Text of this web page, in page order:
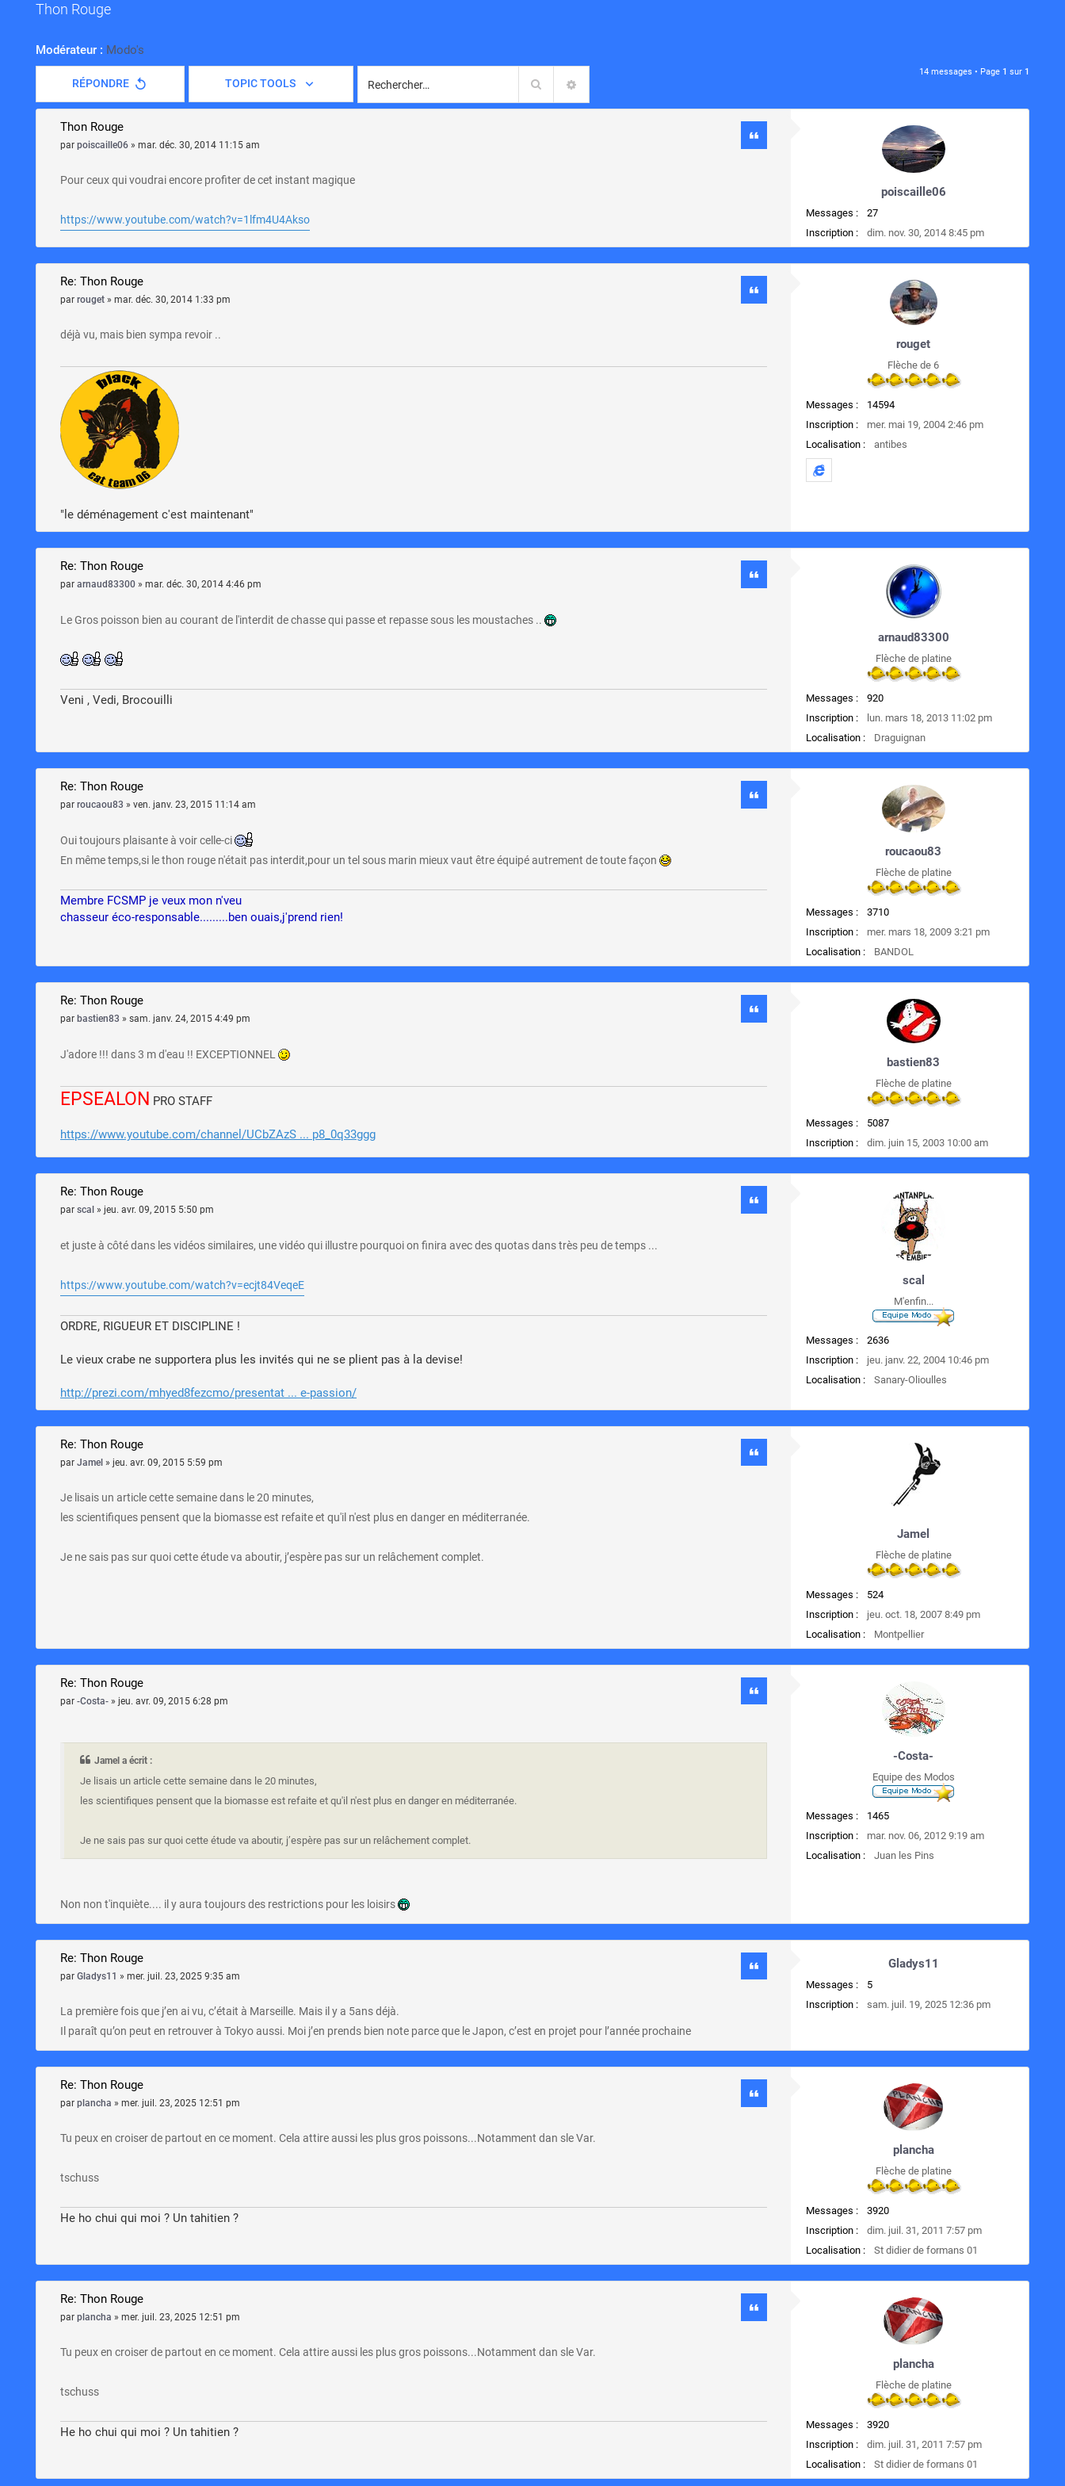
Thon Rouge
Modérateur : Modo's
RÉPONDRE TOPIC TOOLS Rechercher
14 messages • Page 1 sur 1
poiscaille06
Messages :
27
Inscription :
dim. nov. 30, 2014 8:45 pm
Thon Rouge
par poiscaille06 » mar. déc. 30, 2014 11:15 am
Pour ceux qui voudrai encore profiter de cet instant magique
https://www.youtube.com/watch?v=1lfm4U4Akso
rouget
Flèche de 6
Messages :
14594
Inscription :
mer. mai 19, 2004 2:46 pm
Localisation :
antibes
Re: Thon Rouge
par rouget » mar. déc. 30, 2014 1:33 pm
déjà vu, mais bien sympa revoir ..
"le déménagement c'est maintenant"
arnaud83300
Flèche de platine
Messages :
920
Inscription :
lun. mars 18, 2013 11:02 pm
Localisation :
Draguignan
Re: Thon Rouge
par arnaud83300 » mar. déc. 30, 2014 4:46 pm
Le Gros poisson bien au courant de l'interdit de chasse qui passe et repasse sous les moustaches ..
Veni , Vedi, Brocouilli
roucaou83
Flèche de platine
Messages :
3710
Inscription :
mer. mars 18, 2009 3:21 pm
Localisation :
BANDOL
Re: Thon Rouge
par roucaou83 » ven. janv. 23, 2015 11:14 am
Oui toujours plaisante à voir celle-ci
En même temps,si le thon rouge n'était pas interdit,pour un tel sous marin mieux vaut être équipé autrement de toute façon
Membre FCSMP je veux mon n'veu
chasseur éco-responsable.........ben ouais,j'prend rien!
bastien83
Flèche de platine
Messages :
5087
Inscription :
dim. juin 15, 2003 10:00 am
Re: Thon Rouge
par bastien83 » sam. janv. 24, 2015 4:49 pm
J'adore !!! dans 3 m d'eau !! EXCEPTIONNEL
EPSEALON PRO STAFF
https://www.youtube.com/channel/UCbZAzS ... p8_0q33ggg
scal
M'enfin...
Messages :
2636
Inscription :
jeu. janv. 22, 2004 10:46 pm
Localisation :
Sanary-Olioulles
Re: Thon Rouge
par scal » jeu. avr. 09, 2015 5:50 pm
et juste à côté dans les vidéos similaires, une vidéo qui illustre pourquoi on finira avec des quotas dans très peu de temps ...
https://www.youtube.com/watch?v=ecjt84VeqeE
ORDRE, RIGUEUR ET DISCIPLINE !
Le vieux crabe ne supportera plus les invités qui ne se plient pas à la devise!
http://prezi.com/mhyed8fezcmo/presentat ... e-passion/
Jamel
Flèche de platine
Messages :
524
Inscription :
jeu. oct. 18, 2007 8:49 pm
Localisation :
Montpellier
Re: Thon Rouge
par Jamel » jeu. avr. 09, 2015 5:59 pm
Je lisais un article cette semaine dans le 20 minutes,
les scientifiques pensent que la biomasse est refaite et qu'il n'est plus en danger en méditerranée.
Je ne sais pas sur quoi cette étude va aboutir, j’espère pas sur un relâchement complet.
-Costa-
Equipe des Modos
Messages :
1465
Inscription :
mar. nov. 06, 2012 9:19 am
Localisation :
Juan les Pins
Re: Thon Rouge
par -Costa- » jeu. avr. 09, 2015 6:28 pm
Jamel a écrit :
Je lisais un article cette semaine dans le 20 minutes,
les scientifiques pensent que la biomasse est refaite et qu'il n'est plus en danger en méditerranée.
Je ne sais pas sur quoi cette étude va aboutir, j’espère pas sur un relâchement complet.
Non non t'inquiète.... il y aura toujours des restrictions pour les loisirs
Gladys11
Messages :
5
Inscription :
sam. juil. 19, 2025 12:36 pm
Re: Thon Rouge
par Gladys11 » mer. juil. 23, 2025 9:35 am
La première fois que j’en ai vu, c’était à Marseille. Mais il y a 5ans déjà.
Il paraît qu’on peut en retrouver à Tokyo aussi. Moi j’en prends bien note parce que le Japon, c’est en projet pour l’année prochaine
plancha
Flèche de platine
Messages :
3920
Inscription :
dim. juil. 31, 2011 7:57 pm
Localisation :
St didier de formans 01
Re: Thon Rouge
par plancha » mer. juil. 23, 2025 12:51 pm
Tu peux en croiser de partout en ce moment. Cela attire aussi les plus gros poissons...Notamment dan sle Var.
tschuss
He ho chui qui moi ? Un tahitien ?
plancha
Flèche de platine
Messages :
3920
Inscription :
dim. juil. 31, 2011 7:57 pm
Localisation :
St didier de formans 01
Re: Thon Rouge
par plancha » mer. juil. 23, 2025 12:51 pm
Tu peux en croiser de partout en ce moment. Cela attire aussi les plus gros poissons...Notamment dan sle Var.
tschuss
He ho chui qui moi ? Un tahitien ?